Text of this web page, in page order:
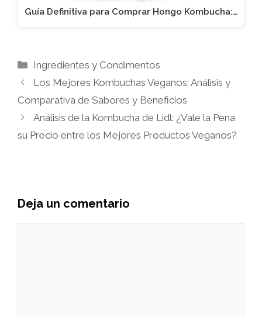
Guía Definitiva para Comprar Hongo Kombucha:…
Categorías
Ingredientes y Condimentos
Los Mejores Kombuchas Veganos: Análisis y
Comparativa de Sabores y Beneficios
Análisis de la Kombucha de Lidl: ¿Vale la Pena
su Precio entre los Mejores Productos Veganos?
Deja un comentario